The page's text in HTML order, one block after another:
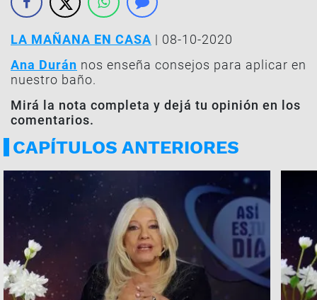
LA MAÑANA EN CASA | 08-10-2020
Ana Durán nos enseña consejos para aplicar en
nuestro baño.
Mirá la nota completa y dejá tu opinión en los
comentarios.
CAPÍTULOS ANTERIORES